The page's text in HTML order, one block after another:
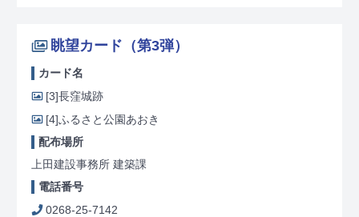
眺望カード（第3弾）
カード名
[3]長窪城跡
[4]ふるさと公園あおき
配布場所
上田建設事務所 建築課
電話番号
0268-25-7142